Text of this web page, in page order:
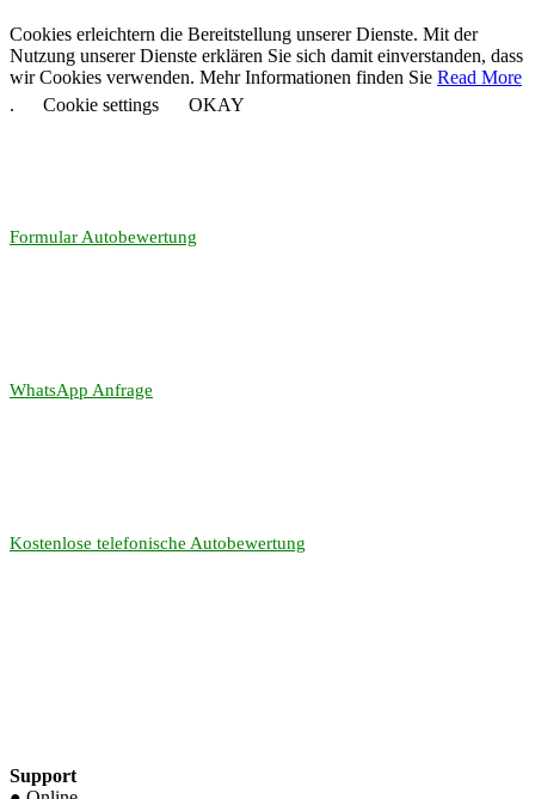
Cookies erleichtern die Bereitstellung unserer Dienste. Mit der
Nutzung unserer Dienste erklären Sie sich damit einverstanden, dass
wir Cookies verwenden. Mehr Informationen finden Sie Read More
.
Cookie settings OKAY
Formular Autobewertung
WhatsApp Anfrage
Kostenlose telefonische Autobewertung
Support